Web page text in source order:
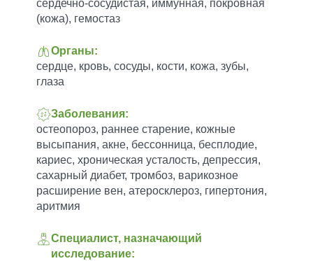
сердечно-сосудистая, иммунная, покровная
(кожа), гемостаз
Органы:
сердце, кровь, сосуды, кости, кожа, зубы,
глаза
Заболевания:
остеопороз, раннее старение, кожные
высыпания, акне, бессонница, бесплодие,
кариес, хроническая усталость, депрессия,
сахарный диабет, тромбоз, варикозное
расширение вен, атеросклероз, гипертония,
аритмия
Специалист, назначающий
исследование: